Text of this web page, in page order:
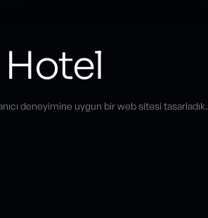
deneyimine uygun bir web sitesi tasarladık.